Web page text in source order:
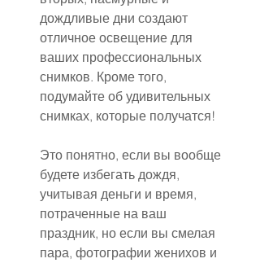
дождливые дни создают
отличное освещение для
ваших профессиональных
снимков. Кроме того,
подумайте об удивительных
снимках, которые получатся!
Это понятно, если вы вообще
будете избегать дождя,
учитывая деньги и время,
потраченные на ваш
праздник, но если вы смелая
пара, фотографии женихов и